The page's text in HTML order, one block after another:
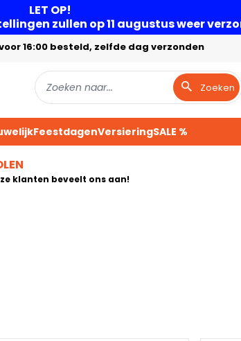
LET OP!
zullen op 11 augustus weer
16:00 besteld, zelfde dag verzonden
Zoeken
FeestdagenVersieringSALE %
klanten beveelt ons aan!